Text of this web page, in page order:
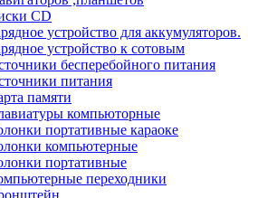
CD
устройство для аккумуляторов.
устройство к сотовым
бесперебойного питания
питания
памяти
компьюторные
портативные караоке
компьютерные
портативные
переходники